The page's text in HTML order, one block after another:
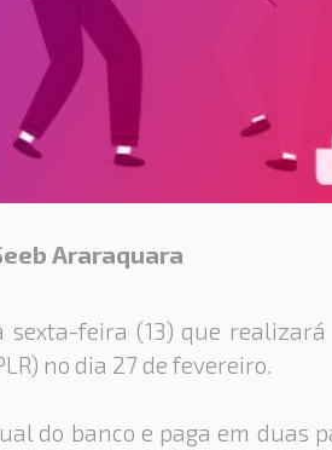
Araraquara
feira (13) que
no dia 27 de fevereiro.
do banco e paga em duas